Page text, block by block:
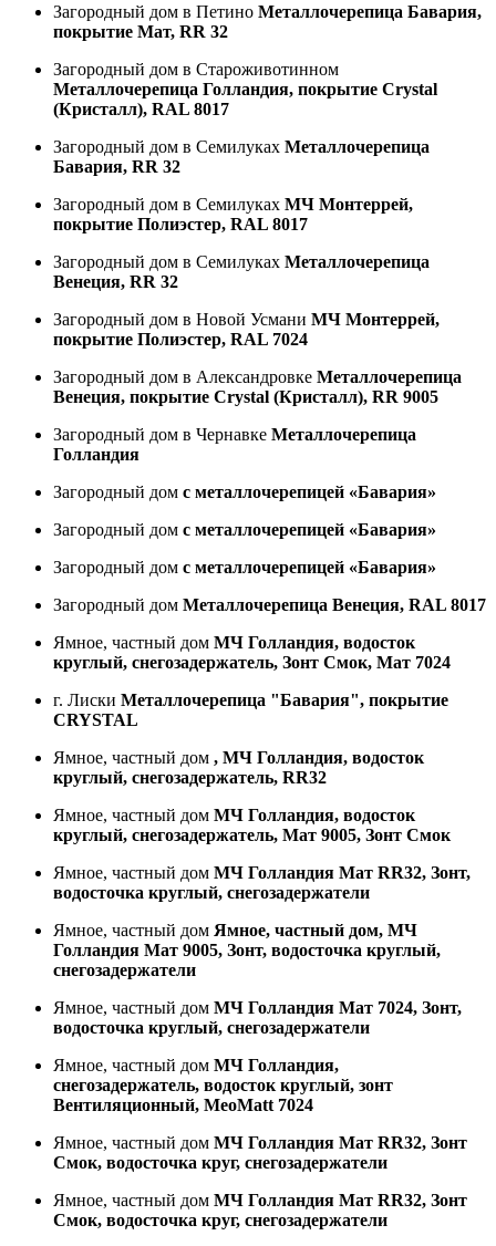
Загородный дом в Петино Металлочерепица Бавария,
покрытие Мат, RR 32
Загородный дом в Староживотинном
Металлочерепица Голландия, покрытие Crystal
(Кристалл), RAL 8017
Загородный дом в Семилуках Металлочерепица
Бавария, RR 32
Загородный дом в Семилуках МЧ Монтеррей,
покрытие Полиэстер, RAL 8017
Загородный дом в Семилуках Металлочерепица
Венеция, RR 32
Загородный дом в Новой Усмани МЧ Монтеррей,
покрытие Полиэстер, RAL 7024
Загородный дом в Александровке Металлочерепица
Венеция, покрытие Crystal (Кристалл), RR 9005
Загородный дом в Чернавке Металлочерепица
Голландия
Загородный дом с металлочерепицей «Бавария»
Загородный дом с металлочерепицей «Бавария»
Загородный дом с металлочерепицей «Бавария»
Загородный дом Металлочерепица Венеция, RAL 8017
Ямное, частный дом МЧ Голландия, водосток
круглый, снегозадержатель, Зонт Смок, Мат 7024
г. Лиски Металлочерепица "Бавария", покрытие
CRYSTAL
Ямное, частный дом , МЧ Голландия, водосток
круглый, снегозадержатель, RR32
Ямное, частный дом МЧ Голландия, водосток
круглый, снегозадержатель, Мат 9005, Зонт Смок
Ямное, частный дом МЧ Голландия Мат RR32, Зонт,
водосточка круглый, снегозадержатели
Ямное, частный дом Ямное, частный дом, МЧ
Голландия Мат 9005, Зонт, водосточка круглый,
снегозадержатели
Ямное, частный дом МЧ Голландия Мат 7024, Зонт,
водосточка круглый, снегозадержатели
Ямное, частный дом МЧ Голландия,
снегозадержатель, водосток круглый, зонт
Вентиляционный, MeoMatt 7024
Ямное, чaстный дом МЧ Голландия Мат RR32, Зонт
Смок, водосточка круг, снегозадержатели
Ямное, чaстный дом МЧ Голландия Мат RR32, Зонт
Смок, водосточка круг, снегозадержатели